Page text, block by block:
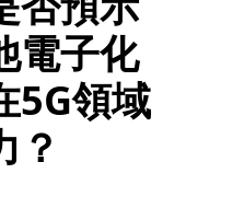
電子化
5G領域
？